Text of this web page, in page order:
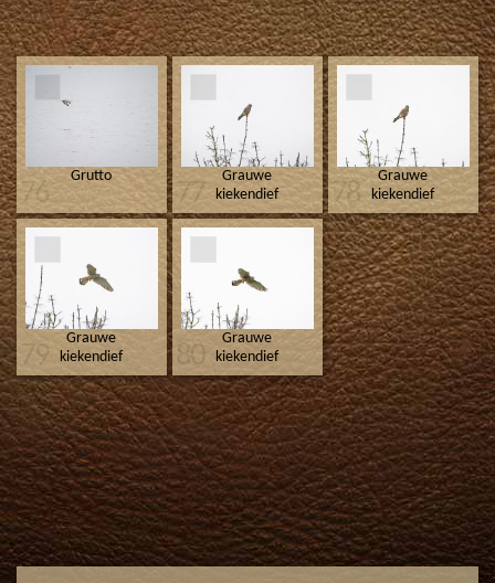
76
Grutto
77
Grauwe
kiekendief
78
Grauwe
kiekendief
79
Grauwe
kiekendief
80
Grauwe
kiekendief